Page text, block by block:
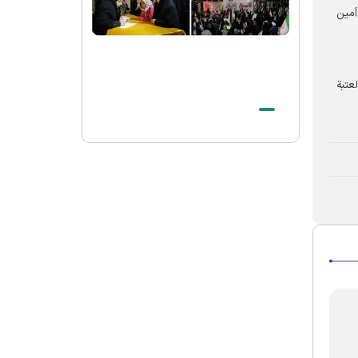
الأديان والمعتقدات
شكر الحضور المهيب للزوار والمجاورين في